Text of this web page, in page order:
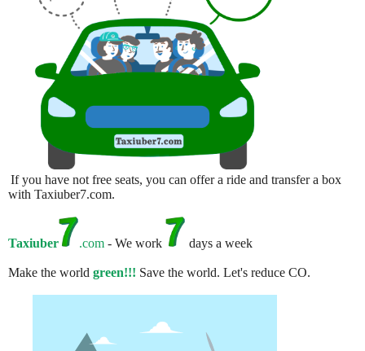
If you have not free seats, you can offer a ride and transfer a box
with Taxiuber7.com.
Taxiuber .com - We work days a week
Make the world green!!! Save the world. Let's reduce CO.